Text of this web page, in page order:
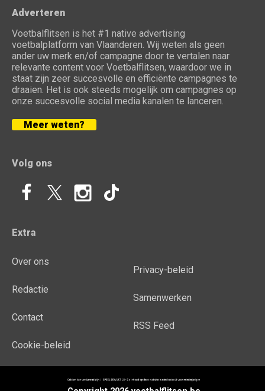
Adverteren
Voetbalflitsen is het #1 native advertising
voetbalplatform van Vlaanderen. Wij weten als geen
ander uw merk en/of campagne door te vertalen naar
relevante content voor Voetbalflitsen, waardoor we in
staat zijn zeer succesvolle en efficiënte campagnes te
draaien. Het is ook steeds mogelijk om campagnes op
onze succesvolle social media kanalen te lanceren.
Meer weten?
Volg ons
Extra
Over ons
Redactie
Contact
Cookie-beleid
Privacy-beleid
Samenwerken
RSS Feed